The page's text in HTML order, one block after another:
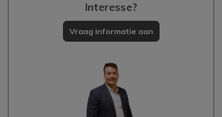
Interesse?
Vraag informatie aan